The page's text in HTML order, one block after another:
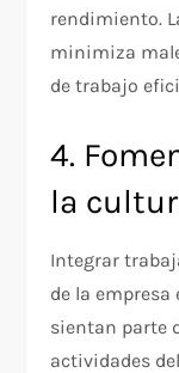
rendimiento.
minimiza
de trabajo
4.
la
Integrar
de la
sientan parte
actividades